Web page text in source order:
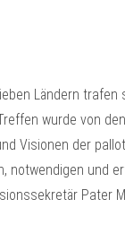
Ländern
wurde von
Visionen der
notwendigen und
Pater